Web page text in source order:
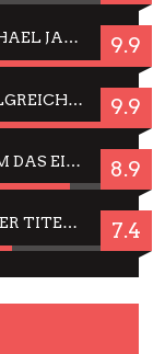
WEGEN DES ERFOLGES – MJ: MICHAEL JACKSON MUSICAL IN EINER MATINEE SEHEN 9.9
JELLYFISH HAMBURG: DAS ERFOLGREICHE SOMMER-MENÜ 2025 IN GEFÜHLEN UND BILDERN 9.9
CÉSAR FÜR JIM CARREY? WARUM DAS EINER DER NERVIGSTEN ACTORS IST UND BLEIBT 8.9
JING JING: IN-THAI RÄUMT WIEDER TITEL AB – EIN ZWEI-STUNDEN-ERLEBNISBERICHT 7.4